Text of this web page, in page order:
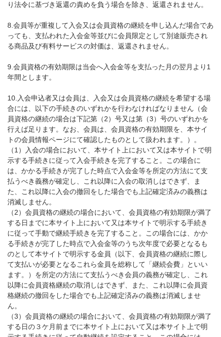
り法令に基づき返還の責めを負う場合を除き、返還されません。
8.会員等が重複して入会又は会員資格の継続を申し込んだ場合であ
っても、支払われた入会金等並びに会員限定として別途販売され
る商品及び有料サービスの対価は、返還されません。
9.会員資格の有効期限は当会へ入会金等を支払った月の翌月より1
年間とします。
10.入会申込者又は会員は、入会又は会員資格の継続を希望する場
合には、以下の手続きのいずれかを行わなければなりません（会
員資格の継続の場合は下記第（2）号又は第（3）号のいずれかを
行えば足ります。なお、会員は、会員資格の有効期限を、本サイ
トの会員情報ページにて確認したものとして扱われます。）。
（1）入会の場合において、本サイト上において又は本サイトで明
示する手続きに従って入会手続きを完了すること。この場合に
は、かかる手続きが完了した時点で入会金等を所定の方法にて支
払うべき義務が確定し、これ以降に入会の取消しはできず、ま
た、これ以降に入会の撤回をした場合でも上記確定済みの義務は
消滅しません。
（2）会員資格の継続の場合において、会員資格の有効期限が満了
する日までに本サイト上において又は本サイトで明示する手続き
に従って手動で継続手続きを完了すること。この場合には、かか
る手続きが完了した時点で入会金等のうち次年度で必要となるも
のとして本サイトで明示する金員（以下、会員資格の継続に際し
て支払いが必要となるこれら金員を総称して「継続会費」といい
ます。）を所定の方法にて支払うべき会員の義務が確定し、これ
以降に会員資格継続の取消しはできず、また、これ以降に会員資
格継続の撤回をした場合でも上記確定済みの義務は消滅しませ
ん。
（3）会員資格の継続の場合において、会員資格の有効期限が満了
する日の３ケ月前までに本サイト上において又は本サイト上で明